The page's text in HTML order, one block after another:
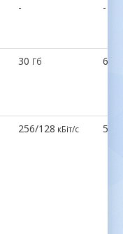
- -
30 Гб 60
256/128 кБіт/с